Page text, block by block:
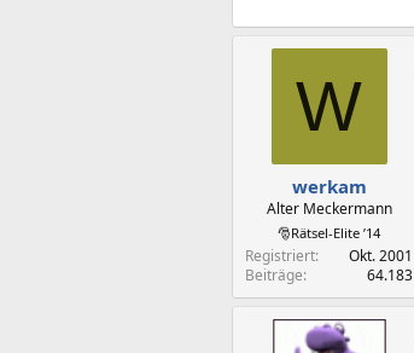
W
werkam
Alter Meckermann
🎅Rätsel-Elite ’14
Registriert
Okt. 2001
Beiträge
64.183